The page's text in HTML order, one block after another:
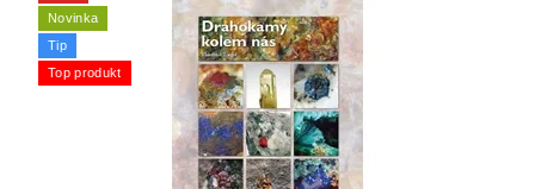
Novinka
Tip
Top produkt